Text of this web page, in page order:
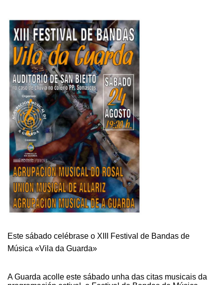
COA
MÚSICA
DE
“A
GUARDA
MAR
DE
BLUES”
Este sábado celébrase o XIII Festival de Bandas de
Música «Vila da Guarda»
A Guarda acolle este sábado unha das citas musicais da